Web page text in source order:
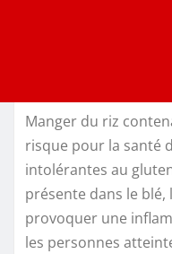
Manger du riz
risque pour la santé
intolérantes au
présente dans le blé,
provoquer une
les personnes